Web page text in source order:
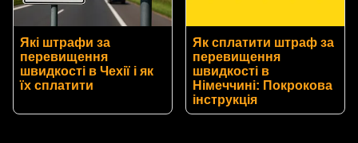
Які штрафи за
перевищення
швидкості в Чехії і як
їх сплатити
Як сплатити штраф за
перевищення
швидкості в
Німеччині: Покрокова
інструкція